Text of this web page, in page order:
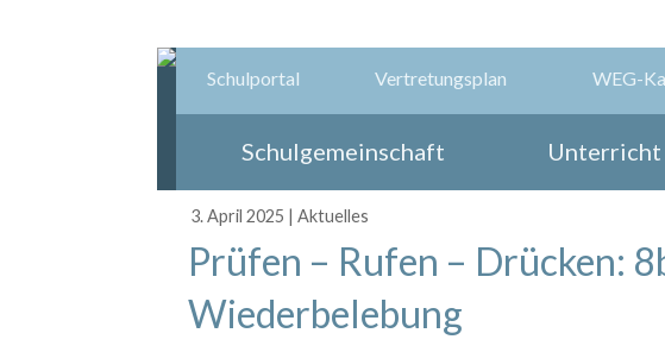
Schulportal Vertretungsplan WEG-
Schulgemeinschaft Unterricht
3. April 2025 |Aktuelles
Prüfen – Rufen – Drücken:
Wiederbelebung